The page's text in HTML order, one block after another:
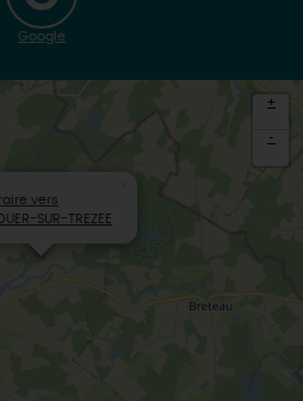
Google
vers
SUR-TREZEE
+
-